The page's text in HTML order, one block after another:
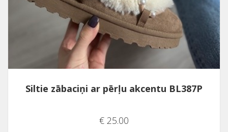
Siltie zābaciņi ar pērļu akcentu BL387P
€ 25.00